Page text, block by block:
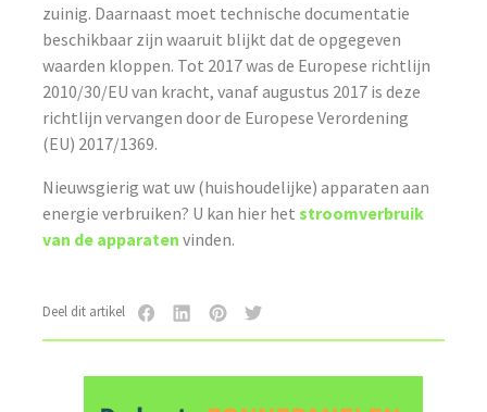
zuinig. Daarnaast moet technische documentatie
beschikbaar zijn waaruit blijkt dat de opgegeven
waarden kloppen. Tot 2017 was de Europese richtlijn
2010/30/EU van kracht, vanaf augustus 2017 is deze
richtlijn vervangen door de Europese Verordening
(EU) 2017/1369.
Nieuwsgierig wat uw (huishoudelijke) apparaten aan
energie verbruiken? U kan hier hetstroomverbruik
van de apparaten vinden.
Deel dit artikel